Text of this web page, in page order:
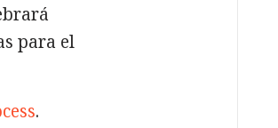
para el
.